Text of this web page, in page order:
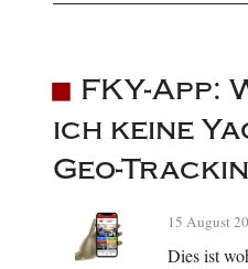
FKY-App:
ich keine
Geo-
15 August
Dies ist